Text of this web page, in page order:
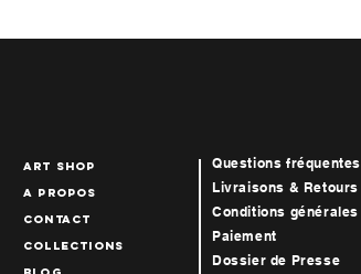
art Shop
A propos
Contact
collections
Questions fréquentes
Livraisons & Retours
Conditions générales
Paiement
Dossier de Presse